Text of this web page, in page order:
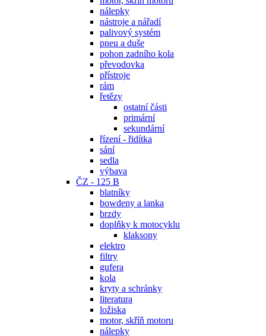
nálepky
nástroje a nářadí
palivový systém
pneu a duše
pohon zadního kola
převodovka
přístroje
rám
řetězy
ostatní části
primární
sekundární
řízení - řidítka
sání
sedla
výbava
ČZ - 125 B
blatníky
bowdeny a lanka
brzdy
doplňky k motocyklu
klaksony
elektro
filtry
gufera
kola
kryty a schránky
literatura
ložiska
motor, skříň motoru
nálepky